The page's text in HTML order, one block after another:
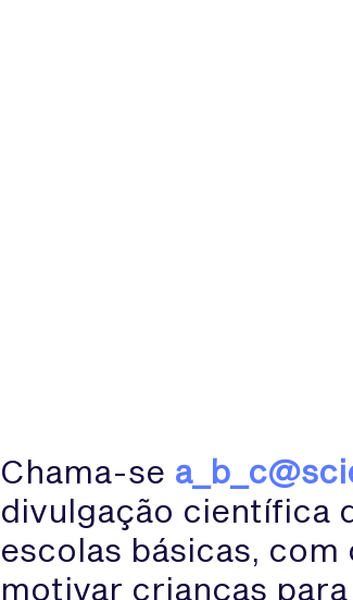
Chama-se
divulgação científica
escolas básicas,
motivar crianças